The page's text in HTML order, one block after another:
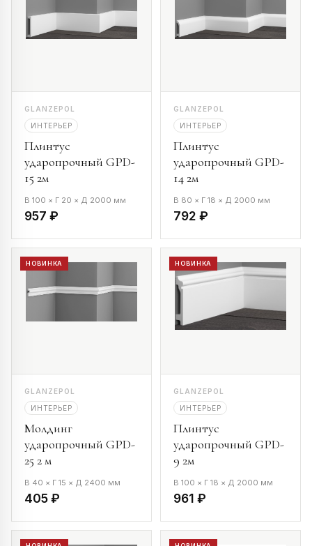
GLANZEPOL
ИНТЕРЬЕР
Плинтус
ударопрочный GPD-
15 2м
В 100 × Г 20 × Д 2000 мм
957 ₽
GLANZEPOL
ИНТЕРЬЕР
Плинтус
ударопрочный GPD-
14 2м
В 80 × Г 18 × Д 2000 мм
792 ₽
НОВИНКА
GLANZEPOL
ИНТЕРЬЕР
Молдинг
ударопрочный GPD-
25 2 м
В 40 × Г 15 × Д 2400 мм
405 ₽
НОВИНКА
GLANZEPOL
ИНТЕРЬЕР
Плинтус
ударопрочный GPD-
9 2м
В 100 × Г 18 × Д 2000 мм
961 ₽